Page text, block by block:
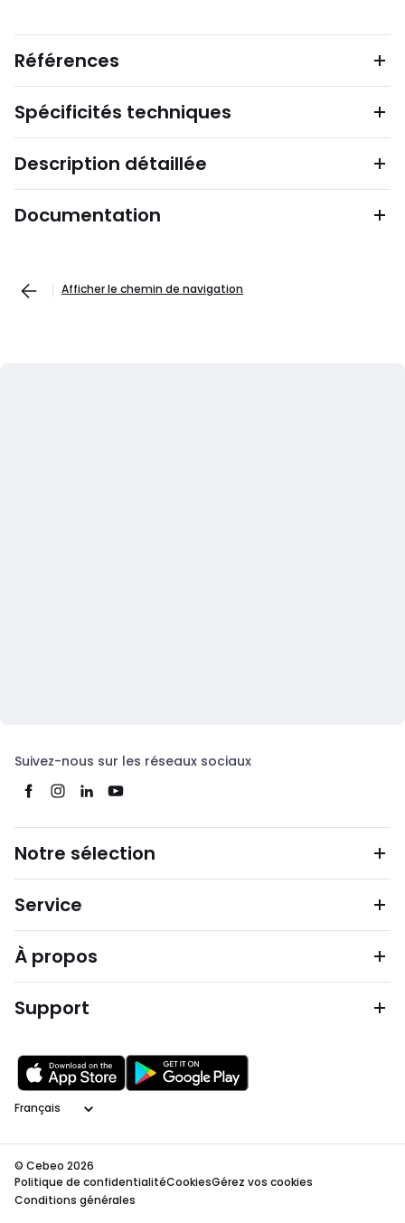
Références
Spécificités techniques
Description détaillée
Documentation
Afficher le chemin de navigation
Suivez-nous sur les réseaux sociaux
Notre sélection
Service
À propos
Support
Langage
© Cebeo 2026
Politique de confidentialitéCookiesGérez vos cookies
Conditions générales